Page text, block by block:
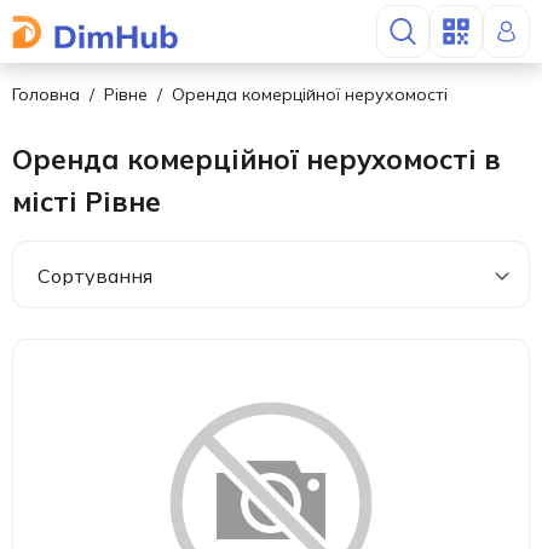
Головна Рівне Оренда комерційної нерухомості
Оренда комерційної нерухомості в
місті Рівне